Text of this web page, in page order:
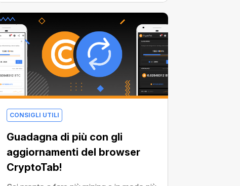
volta è venuto da dove non ci
aspettavamo: dalla Cina .
CONSIGLI UTILI
Guadagna di più con gli
aggiornamenti del browser
CryptoTab!